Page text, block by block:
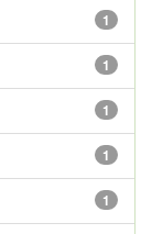
1
1
1
1
1